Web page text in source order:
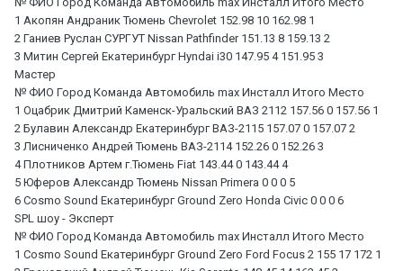
1 Акопян Андраник Тюмень Chevrolet 152.98 10 162.98 1
2 Ганиев Руслан СУРГУТ Nissan Pathfinder 151.13 8 159.13 2
3 Митин Сергей Екатеринбург Hyndai i30 147.95 4 151.95 3
Мастер
№ ФИО Город Команда Автомобиль max Инсталл Итого Место
1 Оцабрик Дмитрий Каменск-Уральский ВАЗ 2112 157.56 0 157.56 1
2 Булавин Александр Екатеринбург ВАЗ-2115 157.07 0 157.07 2
3 Лисниченко Андрей Тюмень ВАЗ-2114 152.26 0 152.26 3
4 Плотников Артем г.Тюмень Fiat 143.44 0 143.44 4
5 Юферов Александр Тюмень Nissan Primera 0 0 0 5
6 Cosmo Sound Екатеринбург Ground Zero Honda Civic 0 0 0 6
SPL шоу - Эксперт
№ ФИО Город Команда Автомобиль max Инсталл Итого Место
1 Cosmo Sound Екатеринбург Ground Zero Ford Focus 2 155 17 172 1